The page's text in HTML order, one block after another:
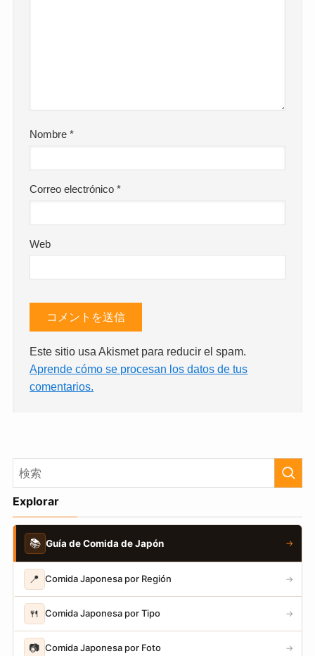
Nombre*
Correo electrónico*
Web
Este sitio usa Akismet para reducir el spam.
Aprende cómo se procesan los datos de tus
comentarios.
Explorar
📚 Guía de Comida de Japón →
📍 Comida Japonesa por Región →
🍴 Comida Japonesa por Tipo →
📷 Comida Japonesa por Foto →